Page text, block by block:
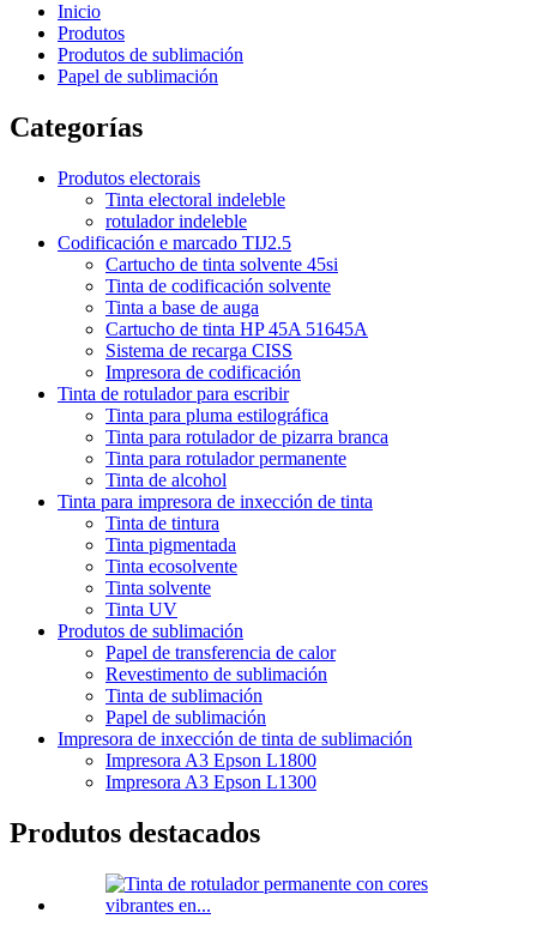
Inicio
Produtos
Produtos de sublimación
Papel de sublimación
Categorías
Produtos electorais
Tinta electoral indeleble
rotulador indeleble
Codificación e marcado TIJ2.5
Cartucho de tinta solvente 45si
Tinta de codificación solvente
Tinta a base de auga
Cartucho de tinta HP 45A 51645A
Sistema de recarga CISS
Impresora de codificación
Tinta de rotulador para escribir
Tinta para pluma estilográfica
Tinta para rotulador de pizarra branca
Tinta para rotulador permanente
Tinta de alcohol
Tinta para impresora de inxección de tinta
Tinta de tintura
Tinta pigmentada
Tinta ecosolvente
Tinta solvente
Tinta UV
Produtos de sublimación
Papel de transferencia de calor
Revestimento de sublimación
Tinta de sublimación
Papel de sublimación
Impresora de inxección de tinta de sublimación
Impresora A3 Epson L1800
Impresora A3 Epson L1300
Produtos destacados